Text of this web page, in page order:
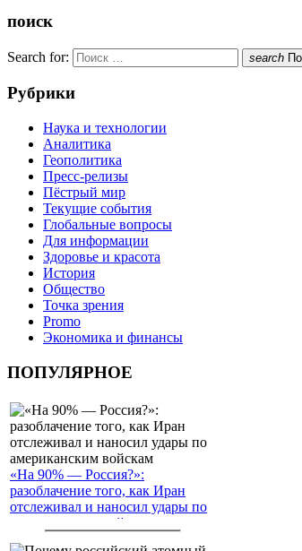
поиск
Search for: search
Рубрики
Наука и технологии
Аналитика
Геополитика
Пресс-релизы
Пёстрый мир
Текущие события
Глобальные вопросы
Для информации
Здоровье и красота
История
Общество
Точка зрения
Promo
Экономика и финансы
ПОПУЛЯРНОЕ
«На 90% — Россия?»:
разоблачение того, как Иран
отслеживал и наносил удары по
американским войскам